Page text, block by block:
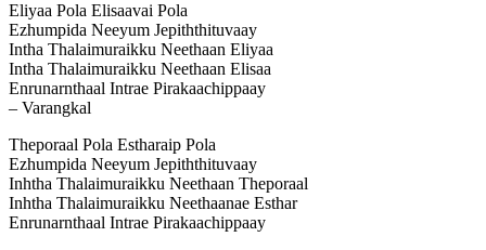
Eliyaa Pola Elisaavai Pola
Ezhumpida Neeyum Jepiththituvaay
Intha Thalaimuraikku Neethaan Eliyaa
Intha Thalaimuraikku Neethaan Elisaa
Enrunarnthaal Intrae Pirakaachippaay
– Varangkal
Theporaal Pola Estharaip Pola
Ezhumpida Neeyum Jepiththituvaay
Inhtha Thalaimuraikku Neethaan Theporaal
Inhtha Thalaimuraikku Neethaanae Esthar
Enrunarnthaal Intrae Pirakaachippaay